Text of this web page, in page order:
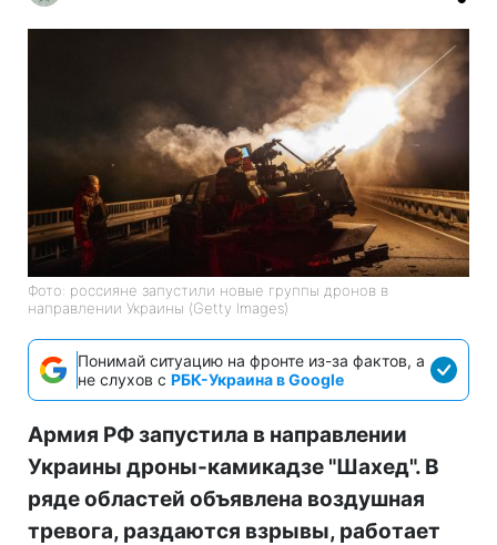
Фото: россияне запустили новые группы дронов в
направлении Украины (Getty Images)
Понимай ситуацию на фронте из-за фактов, а
не слухов с РБК-Украина в Google
Армия РФ запустила в направлении
Украины дроны-камикадзе "Шахед". В
ряде областей объявлена воздушная
тревога, раздаются взрывы, работает